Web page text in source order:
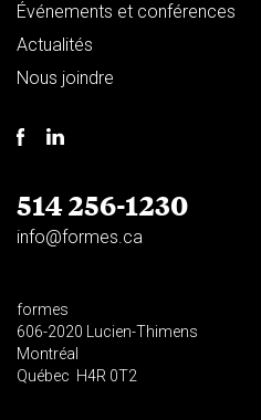
Événements et conférences
Actualités
Nous joindre
514 256-1230
info@formes.ca
formes
606-2020 Lucien-Thimens
Montréal
Québec H4R 0T2